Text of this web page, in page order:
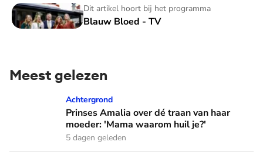
Dit artikel hoort bij het programma
Blauw Bloed - TV
Blauw Bloed - TV
Meest gelezen
Prinses Amalia over dé traan van haar moeder: 'Mama
Achtergrond
Prinses Amalia over dé traan van haar
moeder: 'Mama waarom huil je?'
5 dagen geleden